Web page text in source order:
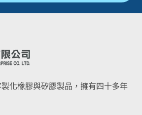
化橡膠與矽膠製品，擁有四十多年